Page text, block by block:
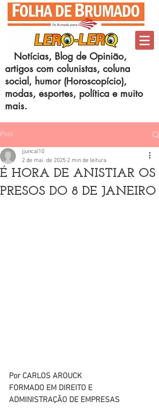
Notícias, Blog de Opinião,
artigos com colunistas, coluna
social, humor (Horoscopício),
modas, esportes, política e muito
mais.
Post
É HORA DE ANISTIAR OS
PRESOS DO 8 DE JANEIRO
jjuncal10
2 de mai. de 2025 2 min de leitura
Por CARLOS AROUCK
FORMADO EM DIREITO E
ADMINISTRAÇÃO DE EMPRESAS